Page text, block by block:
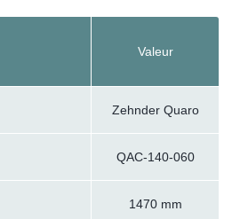
Valeur
Zehnder Quaro
QAC-140-060
1470 mm